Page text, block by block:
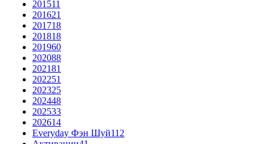
201511
201621
201718
201818
201960
202088
202181
202251
202325
202448
202533
202614
Everyday Фэн Шуй112